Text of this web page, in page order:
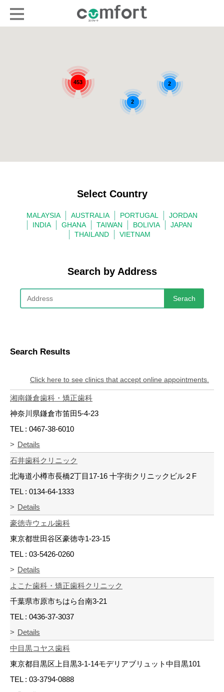
453
2
2
Select Country
MALAYSIA AUSTRALIA PORTUGAL
JORDAN
INDIA
GHANA TAIWAN BOLIVIA
JAPAN
THAILAND
VIETNAM
Search by Address
Search Results
Click here to see clinics that accept online appointments.
湘南鎌倉歯科・矯正歯科
神奈川県鎌倉市笛田5-4-23
TEL : 0467-38-6010
Details
石井歯科クリニック
北海道小樽市長橋2丁目17-16 十字街クリニックビル２F
TEL : 0134-64-1333
Details
豪徳寺ウェル歯科
東京都世田谷区豪徳寺1-23-15
TEL : 03-5426-0260
Details
よこた歯科・矯正歯科クリニック
千葉県市原市ちはら台南3-21
TEL : 0436-37-3037
Details
中目黒コヤス歯科
東京都目黒区上目黒3-1-14モデリアブリュット中目黒101
TEL : 03-3794-0888